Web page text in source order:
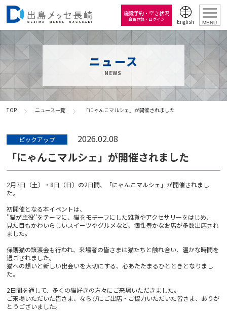
施設予約・空き状況
会員登録・ログイン English MENU
ニュース
NEWS
TOP ニュース一覧 「にゃんこマルシェ」が開催されました
ピックアップ 2026.02.08
「にゃんこマルシェ」が開催されました
2月7日（土）・8日（日）の2日間、「にゃんこマルシェ」が開催されまし
た。
初開催となる本イベントは、
''猫が主役''をテーマに、猫をモチーフにした雑貨やアクセサリーをはじめ、
見た目もかわいらしいスイーツやグルメなど、個性豊かなお店が多数出店され
ました。
保護猫の譲渡会も行われ、来場者の皆さまは猫たちと触れ合い、温かな時間を
過ごされました。
猫への想いと新しい出会いを大切にする、心あたたまるひとときとなりまし
た。
2日間を通して、多くの猫好きの方々にご来場いただきました。
ご来場いただいた皆さま、ならびにご出店・ご協力いただいた皆さま、ありが
とうございました。